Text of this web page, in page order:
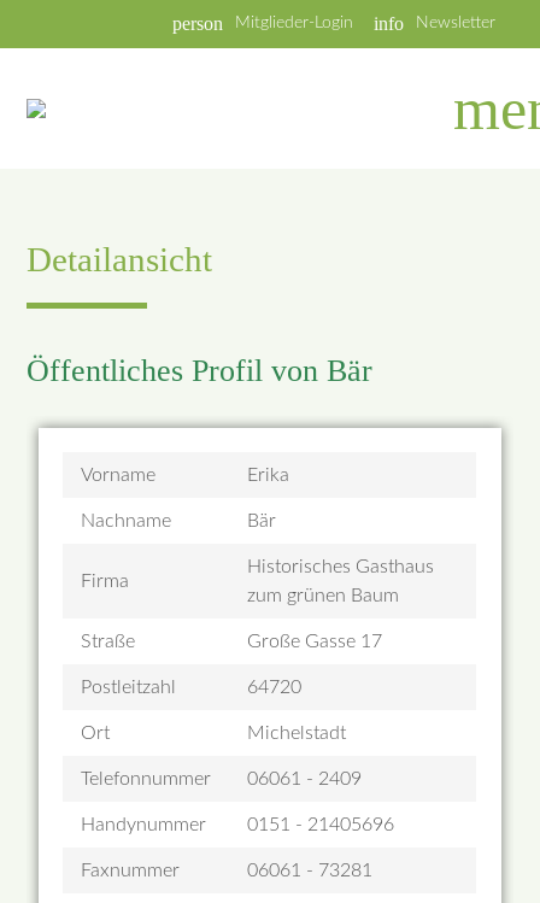
info Newsletter
person Mitglieder-Login
Detailansicht
Öffentliches Profil von Bär
Vorname Erika
Nachname Bär
Firma
Historisches Gasthaus
zum grünen Baum
Straße Große Gasse 17
Postleitzahl 64720
Ort Michelstadt
Telefonnummer 06061 - 2409
Handynummer 0151 - 21405696
Faxnummer 06061 - 73281